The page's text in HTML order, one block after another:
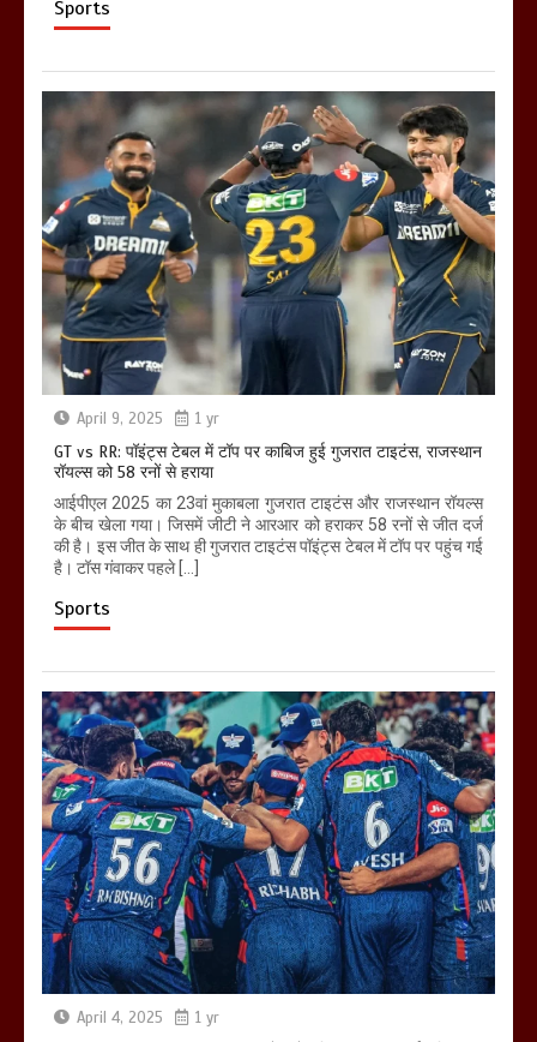
Sports
April 9, 2025 1 yr
GT vs RR: पॉइंट्स टेबल में टॉप पर काबिज हुई गुजरात टाइटंस, राजस्थान
रॉयल्स को 58 रनों से हराया
आईपीएल 2025 का 23वां मुकाबला गुजरात टाइटंस और राजस्थान रॉयल्स
के बीच खेला गया। जिसमें जीटी ने आरआर को हराकर 58 रनों से जीत दर्ज
की है। इस जीत के साथ ही गुजरात टाइटंस पॉइंट्स टेबल में टॉप पर पहुंच गई
है। टॉस गंवाकर पहले […]
Sports
April 4, 2025 1 yr